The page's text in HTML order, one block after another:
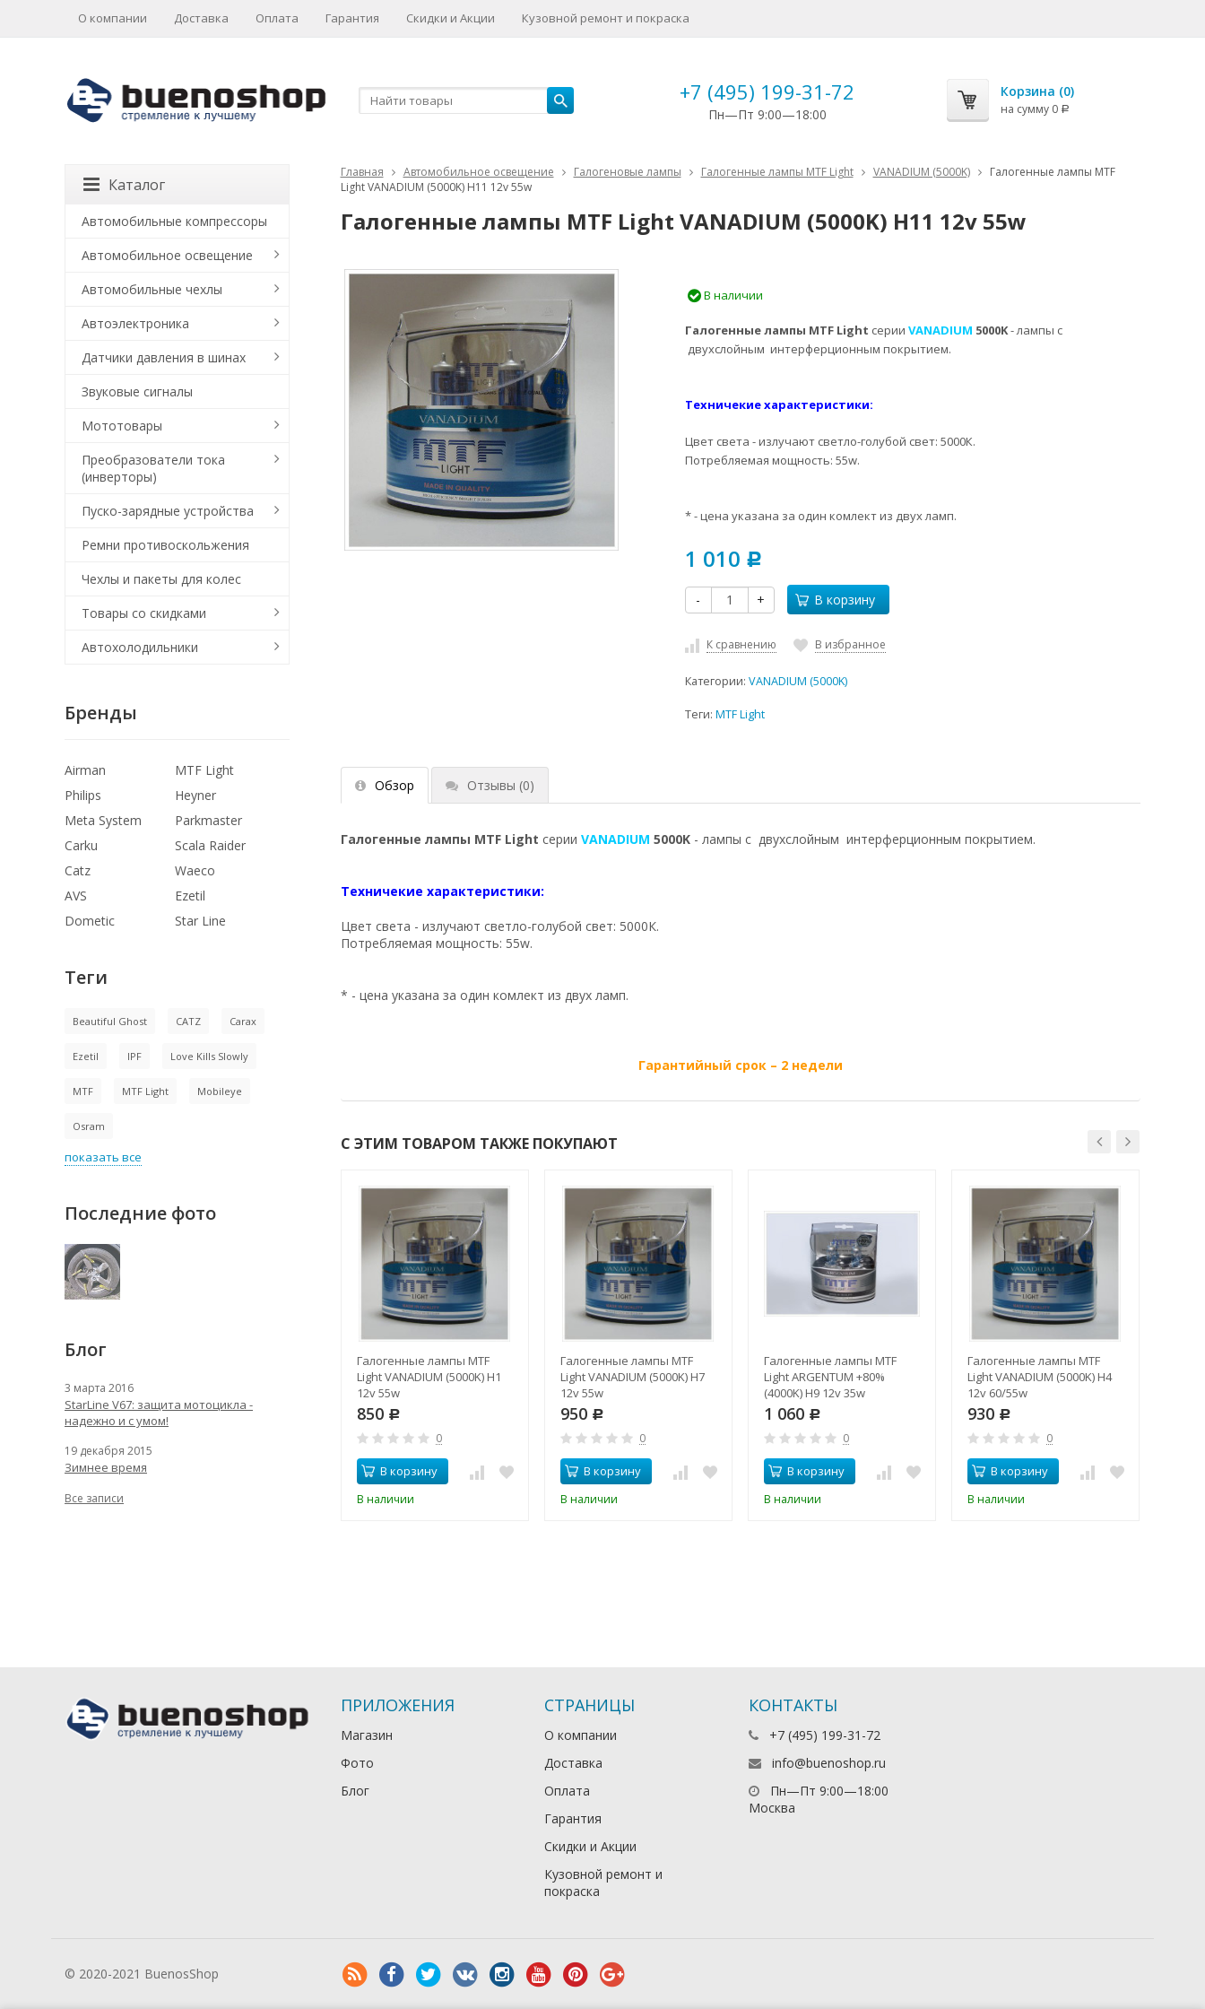
О компании Доставка Оплата Гарантия Скидки и Акции Кузовной ремонт и покраска
+7 (495) 199-31-72
Пн—Пт 9:00—18:00
Корзина (0)
на сумму 0 Р
Главная Автомобильное освещение Галогеновые лампы Галогенные лампы MTF Light VANADIUM (5000K)
Галогенные лампы MTF
Light VANADIUM (5000K) H11 12v 55w
Галогенные лампы MTF Light VANADIUM (5000K) H11 12v 55w
В наличии
Галогенные лампы MTF Light серии VANADIUM 5000K- лампы с
двухслойным интерферционным покрытием.
Техничекие характеристики:
Цвет света - излучают светло-голубой свет: 5000К.
Потребляемая мощность: 55w.
* - цена указана за один комлект из двух ламп.
1 010 Р
- + В корзину
К сравнению В избранное
Категории: VANADIUM (5000K)
Теги: MTF Light
Обзор Отзывы (0)
Галогенные лампы MTF Light серии VANADIUM 5000K - лампы с двухслойным интерферционным покрытием.
Техничекие характеристики:
Цвет света - излучают светло-голубой свет: 5000К.
Потребляемая мощность: 55w.
* - цена указана за один комлект из двух ламп.
Гарантийный срок – 2 недели
С ЭТИМ ТОВАРОМ ТАКЖЕ ПОКУПАЮТ
TPMS CRX-
560Р
Галогенные лампы MTF
Light VANADIUM (5000K) H1
12v 55w
850 Р
0
В корзину
В наличии
Галогенные лампы MTF
Light VANADIUM (5000K) H7
12v 55w
950 Р
0
В корзину
В наличии
Галогенные лампы MTF
Light ARGENTUM +80%
(4000K) H9 12v 35w
1 060 Р
0
В корзину
В наличии
Галогенные лампы MTF
Light VANADIUM (5000K) H4
12v 60/55w
930 Р
0
В корзину
В наличии
Каталог
Автомобильные компрессоры
Автомобильное освещение
Автомобильные чехлы
Автоэлектроника
Датчики давления в шинах
Звуковые сигналы
Мототовары
Преобразователи тока
(инверторы)
Пуско-зарядные устройства
Ремни противоскольжения
Чехлы и пакеты для колес
Товары со скидками
Автохолодильники
Бренды
Airman
MTF Light
Philips
Heyner
Meta System
Parkmaster
Carku
Scala Raider
Catz
Waeco
AVS
Ezetil
Dometic
Star Line
Теги
Beautiful Ghost CATZ Carax
Ezetil IPF Love Kills Slowly
MTF MTF Light Mobileye
Osram
показать все
Последние фото
Блог
3 марта 2016
StarLine V67: защита мотоцикла -
надежно и с умом!
19 декабря 2015
Зимнее время
Все записи
ПРИЛОЖЕНИЯ
Магазин
Фото
Блог
СТРАНИЦЫ
О компании
Доставка
Оплата
Гарантия
Скидки и Акции
Кузовной ремонт и
покраска
КОНТАКТЫ
+7 (495) 199-31-72
info@buenoshop.ru
Пн—Пт 9:00—18:00
Москва
© 2020-2021 BuenosShop